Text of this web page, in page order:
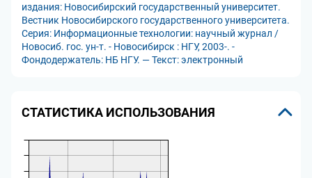
издания: Новосибирский государственный университет.
Вестник Новосибирского государственного университета.
Серия: Информационные технологии: научный журнал /
Новосиб. гос. ун-т. - Новосибирск : НГУ, 2003-. -
Фондодержатель: НБ НГУ. — Текст: электронный
СТАТИСТИКА ИСПОЛЬЗОВАНИЯ